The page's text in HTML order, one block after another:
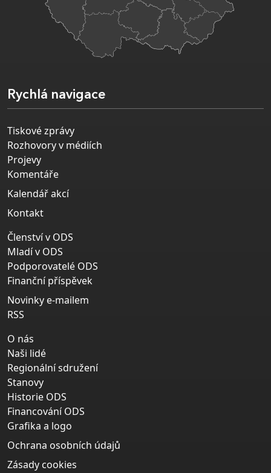
Rychlá navigace
Tiskové zprávy
Rozhovory v médiích
Projevy
Komentáře
Kalendář akcí
Kontakt
Členství v ODS
Mladí v ODS
Podporovatelé ODS
Finanční příspěvek
Novinky e-mailem
RSS
O nás
Naši lidé
Regionální sdružení
Stanovy
Historie ODS
Financování ODS
Grafika a logo
Ochrana osobních údajů
Zásady cookies